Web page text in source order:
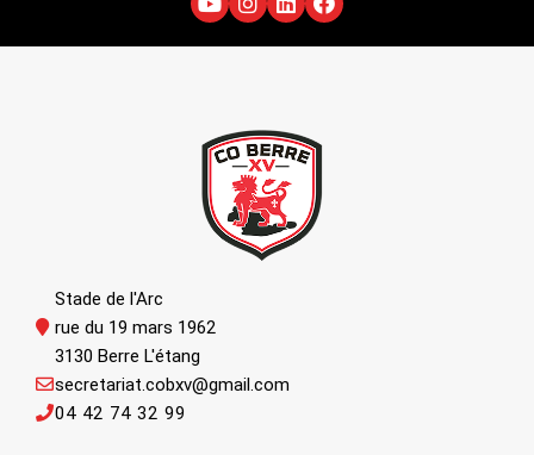
Stade de l'Arc
rue du 19 mars 1962
3130 Berre L'étang
04 42 74 32 99
secretariat.cobxv@gmail.com